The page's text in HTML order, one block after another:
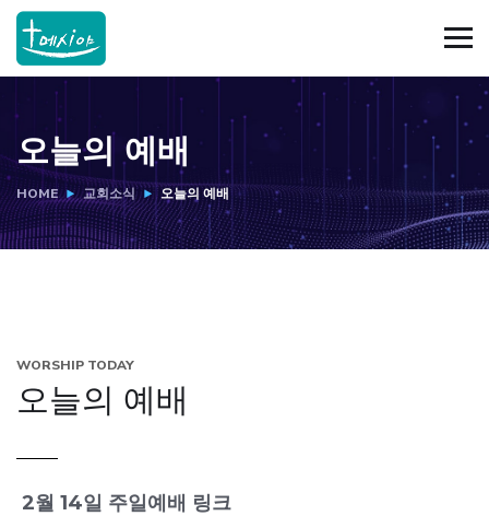
오늘의 예배
HOME 교회소식 오늘의 예배
WORSHIP TODAY
오늘의 예배
2월 14일 주일예배 링크